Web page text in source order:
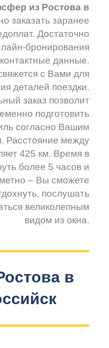
из Ростова в
заказать заранее
Достаточно
бронирования
данные.
с Вами для
деталей поездки.
заказ позволит
подготовить
согласно Вашим
Расстояние между
425 км. Время в
более 5 часов и
– Вы сможете
послушать
великолепным
видом из окна.
в